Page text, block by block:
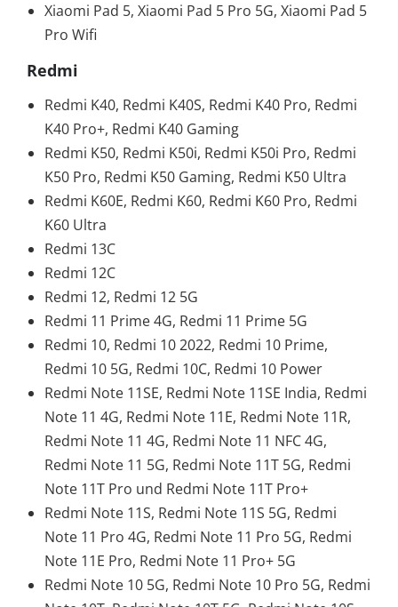
Xiaomi Pad 5, Xiaomi Pad 5 Pro 5G, Xiaomi Pad 5
Pro Wifi
Redmi
Redmi K40, Redmi K40S, Redmi K40 Pro, Redmi
K40 Pro+, Redmi K40 Gaming
Redmi K50, Redmi K50i, Redmi K50i Pro, Redmi
K50 Pro, Redmi K50 Gaming, Redmi K50 Ultra
Redmi K60E, Redmi K60, Redmi K60 Pro, Redmi
K60 Ultra
Redmi 13C
Redmi 12C
Redmi 12, Redmi 12 5G
Redmi 11 Prime 4G, Redmi 11 Prime 5G
Redmi 10, Redmi 10 2022, Redmi 10 Prime,
Redmi 10 5G, Redmi 10C, Redmi 10 Power
Redmi Note 11SE, Redmi Note 11SE India, Redmi
Note 11 4G, Redmi Note 11E, Redmi Note 11R,
Redmi Note 11 4G, Redmi Note 11 NFC 4G,
Redmi Note 11 5G, Redmi Note 11T 5G, Redmi
Note 11T Pro und Redmi Note 11T Pro+
Redmi Note 11S, Redmi Note 11S 5G, Redmi
Note 11 Pro 4G, Redmi Note 11 Pro 5G, Redmi
Note 11E Pro, Redmi Note 11 Pro+ 5G
Redmi Note 10 5G, Redmi Note 10 Pro 5G, Redmi